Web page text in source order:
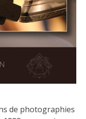
de photographies